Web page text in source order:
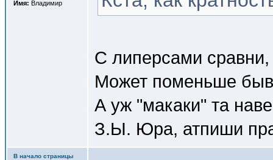
Имя: Владимир
С липерсами
Может поменьше
А уж "макаки" та
З.Ы. Юра, атпиши
В начало страницы